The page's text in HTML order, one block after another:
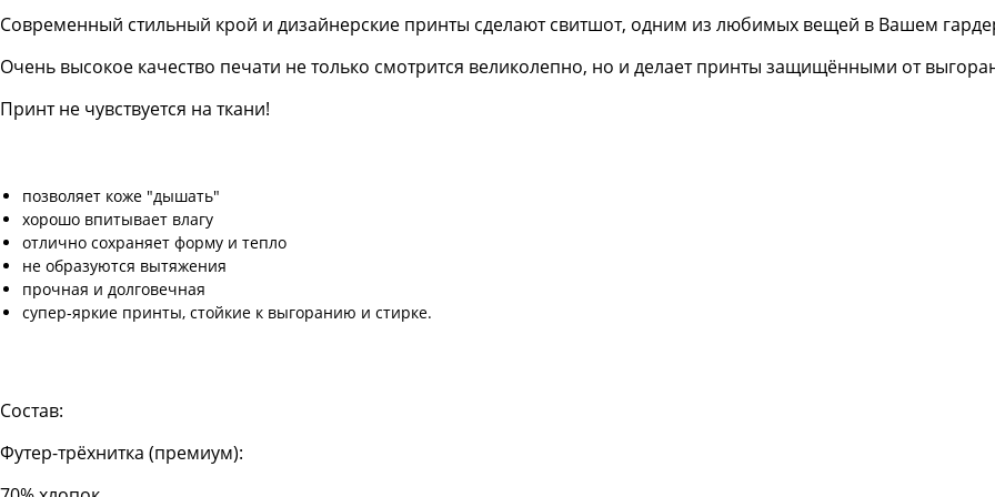
Современный стильный крой и дизайнерские принты сделают свитшот, одним из любимых вещей в Вашем
Очень высокое качество печати не только смотрится великолепно, но и делает принты защищёнными от
Принт не чувствуется на ткани!
позволяет коже "дышать"
хорошо впитывает влагу
отлично сохраняет форму и тепло
не образуются вытяжения
прочная и долговечная
супер-яркие принты, стойкие к выгоранию и стирке.
Состав:
Футер-трёхнитка (премиум):